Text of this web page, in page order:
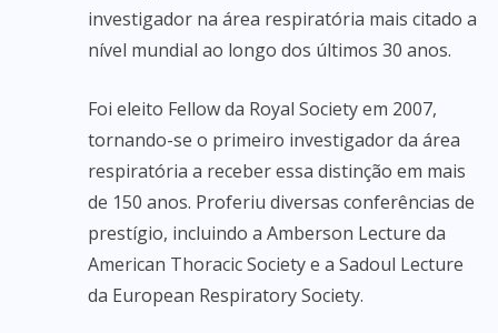
investigador na área respiratória mais citado a
nível mundial ao longo dos últimos 30 anos.
Foi eleito Fellow da Royal Society em 2007,
tornando-se o primeiro investigador da área
respiratória a receber essa distinção em mais
de 150 anos. Proferiu diversas conferências de
prestígio, incluindo a Amberson Lecture da
American Thoracic Society e a Sadoul Lecture
da European Respiratory Society.